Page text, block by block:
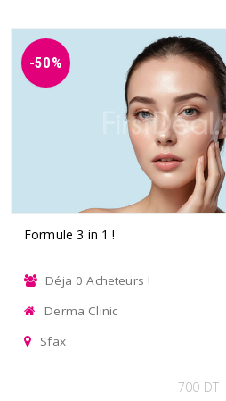
-50%
Formule 3 in 1 !
Déja 0 Acheteurs !
Derma Clinic
Sfax
700 DT